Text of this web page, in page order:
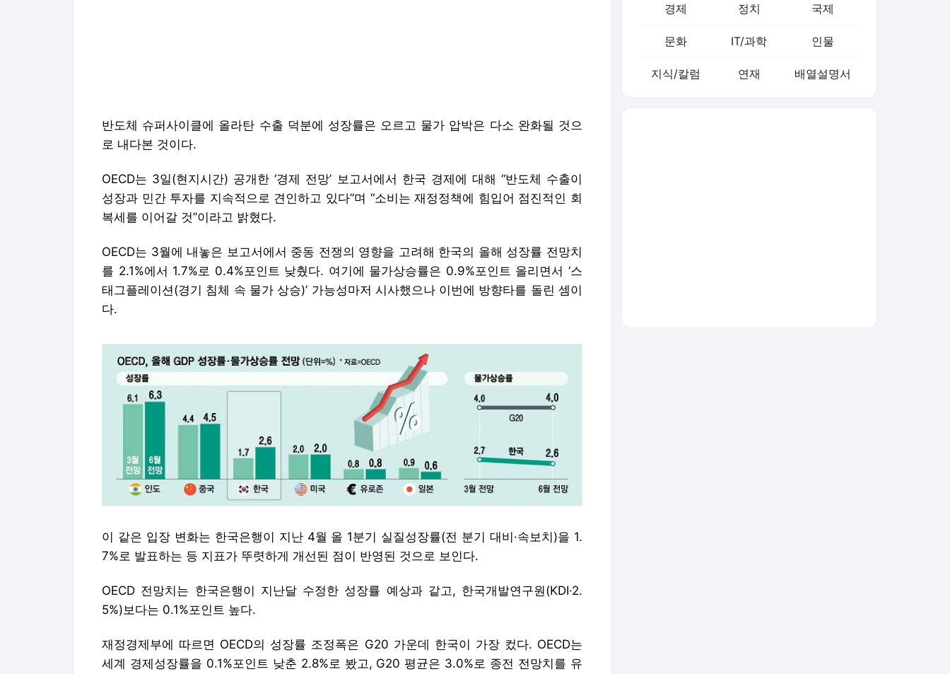
OECD는 3월에 내놓은 보고서에서 중동 전쟁의 영향을 고려해 한국의 올해 성장률 전망치
태그플레이션(경기 침체 속 물가 상승)’ 가능성마저 시사했으나 이번에 방향타를 돌린 셈이
다.
이 같은 입장 변화는 한국은행이 지난 4월 올 1분기 실질성장률(전 분기 대비·속보치)을 1.
7%로 발표하는 등 지표가 뚜렷하게 개선된 점이 반영된 것으로 보인다.
OECD 전망치는 한국은행이 지난달 수정한 성장률 예상과 같고, 한국개발연구원(KDI·2.
5%)보다는 0.1%포인트 높다.
재정경제부에 따르면 OECD의 성장률 조정폭은 G20 가운데 한국이 가장 컸다. OECD는
세계 경제성장률을 0.1%포인트 낮춘 2.8%로 봤고, G20 평균은 3.0%로 종전 전망치를 유
OECD는 인공지능(AI) 붐에 따른 반도체 슈퍼사이클이 한국 경제에 긍정적인 영향을 미칠
에서 가격과 물량 모두 크게 늘었다”며 “첨단 반도체 수요가 강해지면 성장률이 전망한 것
보다 높아질 수 있다”고 했다. 다만 중동 분쟁으로 인한 공급망 충격, 산업 현장의 쟁의 행
경제 정치 국제
문화 IT/과학 인물
지식/칼럼 연재 배열설명서